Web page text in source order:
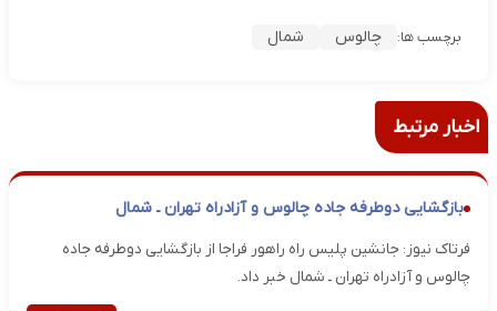
برچسب ها: چالوس شمال
اخبار مرتبط
بازگشایی دوطرفه جاده چالوس و آزادراه تهران ـ شمال
فرتاک نیوز: جانشین پلیس راه راهور فراجا از بازگشایی دوطرفه جاده
چالوس و آزادراه تهران ـ شمال خبر داد.